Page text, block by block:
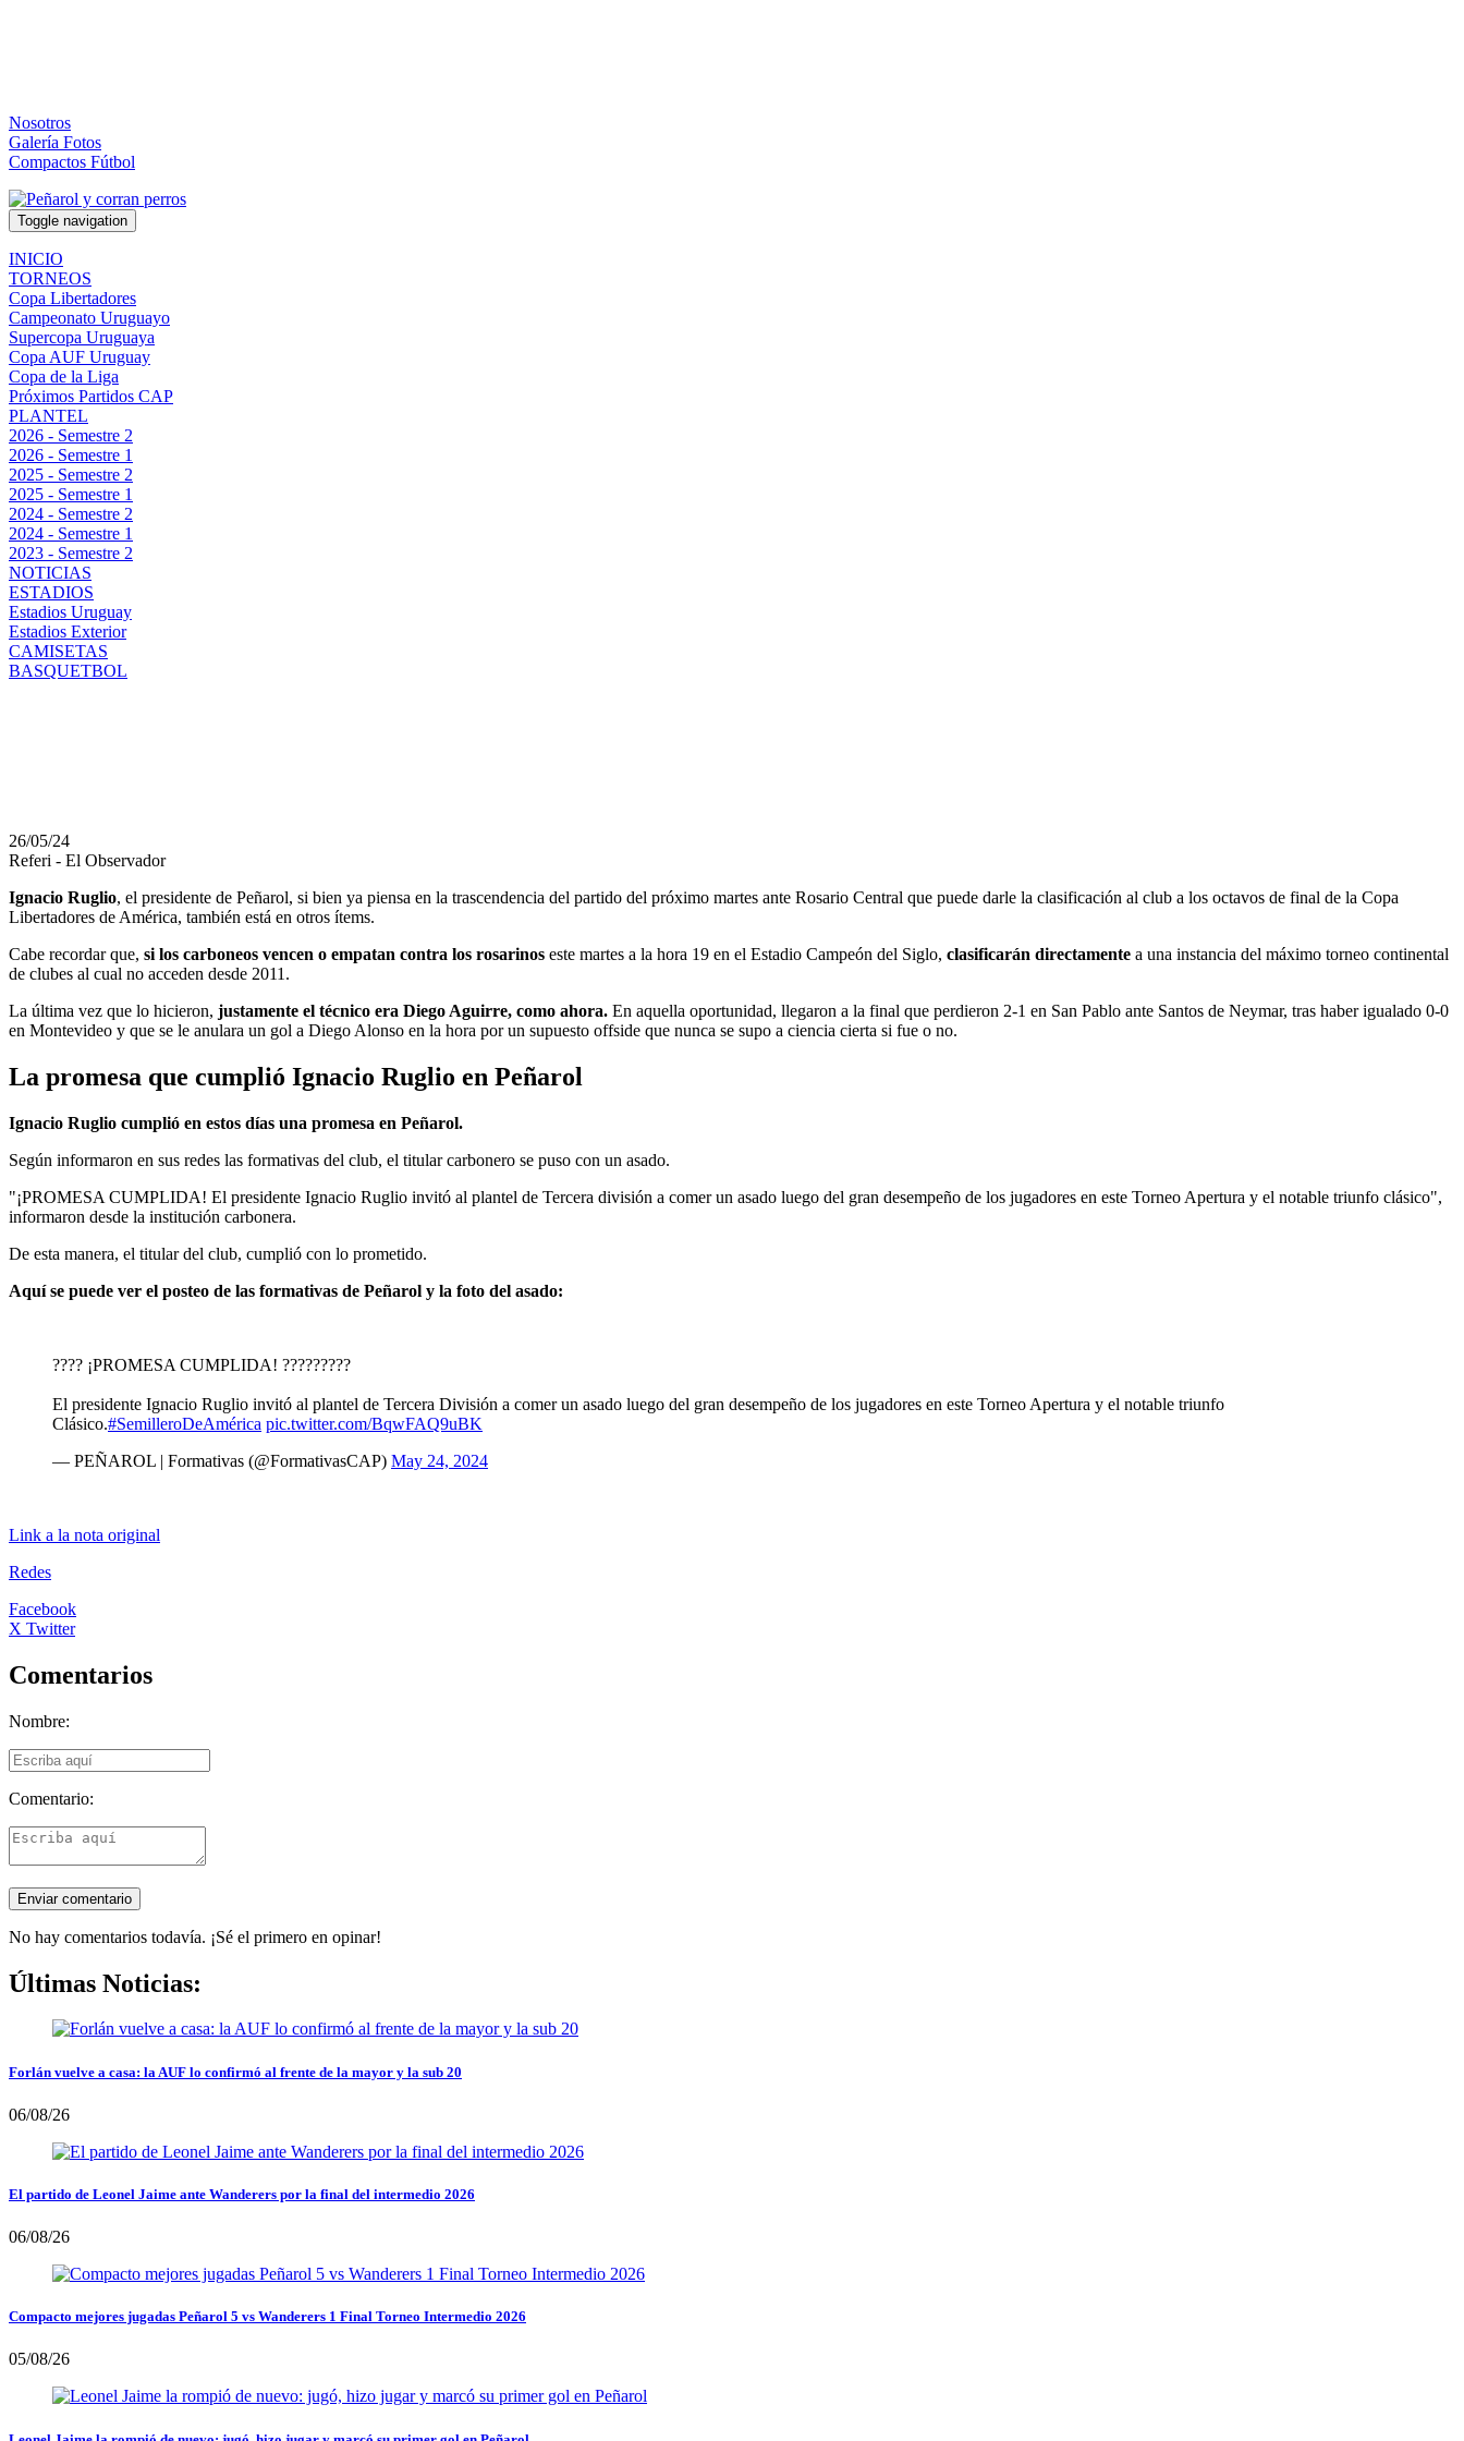
Nosotros
Galería Fotos
Compactos Fútbol
Toggle navigation
INICIO
TORNEOS
Copa Libertadores
Campeonato Uruguayo
Supercopa Uruguaya
Copa AUF Uruguay
Copa de la Liga
Próximos Partidos CAP
PLANTEL
2026 - Semestre 2
2026 - Semestre 1
2025 - Semestre 2
2025 - Semestre 1
2024 - Semestre 2
2024 - Semestre 1
2023 - Semestre 2
NOTICIAS
ESTADIOS
Estadios Uruguay
Estadios Exterior
CAMISETAS
BASQUETBOL
26/05/24
Referi - El Observador
Ignacio Ruglio, el presidente de Peñarol, si bien ya piensa en la trascendencia del partido del próximo martes ante Rosario Central que puede darle la clasificación al club a los octavos de final de la Copa
Libertadores de América, también está en otros ítems.
Cabe recordar que, si los carboneos vencen o empatan contra los rosarinos este martes a la hora 19 en el Estadio Campeón del Siglo, clasificarán directamente a una instancia del máximo torneo continental
de clubes al cual no acceden desde 2011.
La última vez que lo hicieron, justamente el técnico era Diego Aguirre, como ahora. En aquella oportunidad, llegaron a la final que perdieron 2-1 en San Pablo ante Santos de Neymar, tras haber igualado 0-0
en Montevideo y que se le anulara un gol a Diego Alonso en la hora por un supuesto offside que nunca se supo a ciencia cierta si fue o no.
La promesa que cumplió Ignacio Ruglio en Peñarol
Ignacio Ruglio cumplió en estos días una promesa en Peñarol.
Según informaron en sus redes las formativas del club, el titular carbonero se puso con un asado.
"¡PROMESA CUMPLIDA! El presidente Ignacio Ruglio invitó al plantel de Tercera división a comer un asado luego del gran desempeño de los jugadores en este Torneo Apertura y el notable triunfo clásico",
informaron desde la institución carbonera.
De esta manera, el titular del club, cumplió con lo prometido.
Aquí se puede ver el posteo de las formativas de Peñarol y la foto del asado:
???? ¡PROMESA CUMPLIDA! ?????????
El presidente Ignacio Ruglio invitó al plantel de Tercera División a comer un asado luego del gran desempeño de los jugadores en este Torneo Apertura y el notable triunfo
Clásico.#SemilleroDeAmérica pic.twitter.com/BqwFAQ9uBK
— PEÑAROL | Formativas (@FormativasCAP) May 24, 2024
Link a la nota original
Redes
Facebook
X Twitter
Comentarios
Nombre:
Comentario:
No hay comentarios todavía. ¡Sé el primero en opinar!
Últimas Noticias:
Forlán vuelve a casa: la AUF lo confirmó al frente de la mayor y la sub 20
06/08/26
El partido de Leonel Jaime ante Wanderers por la final del intermedio 2026
06/08/26
Compacto mejores jugadas Peñarol 5 vs Wanderers 1 Final Torneo Intermedio 2026
05/08/26